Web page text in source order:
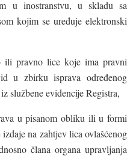
u inostranstvu, u skladu sa
kojim se uređuje elektronski
ili pravno lice koje ima pravni
u zbirku isprava određenog
službene evidencije Registra,
u pisanom obliku ili u formi
na zahtjev lica ovlašćenog
člana organa upravljanja